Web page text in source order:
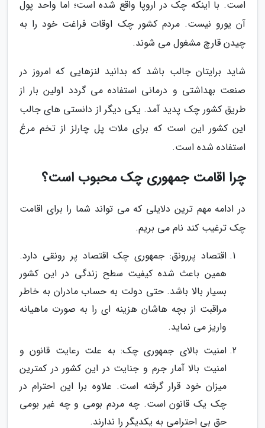
است. با اینکه چک در اروپا واقع شده است؛ اما واحد پول
آن یورو نیست. مردم کشور چک اوقات فراغت خود را به
چیدن قارچ مشغول می شوند.
شاید برایتان جالب باشد که بدانید لنزهایی که امروز در
صنعت بهداشتی و درمانی استفاده می گردد اولین بار از
طریق کشور چک پدید آمد. یکی دیگر از دانستی های جالب
این کشور این است که برای ملات پل چارلز از تخم مرغ
استفاده شده است.
چرا اقامت جمهوری چک محبوب است؟
در ادامه مهم ترین دلایلی که می تواند شما را برای اقامت
چک ترغیب کند نام می بریم.
اقتصاد پررونق: جمهوری چک اقتصاد پر رونقی دارد.
همین باعث شده کیفیت سطح زندگی در این کشور
بسیار بالا باشد. حتی دولت به حساب مادران به خاطر
مراقبت از بچه هاشان هزینه ای را به صورت ماهیانه
واریز می نماید.
امنیت بالای جمهوری چک: به علت رعایت قانون و
امنیت بالا آمار جرم و جنایت در این کشور در کمترین
میزان خود قرار گرفته است. علاوه برا این احترام در
چک یک قانون است. چه مردم بومی و چه غیر بومی
حق بی احترامی به یکدیگر را ندارند.